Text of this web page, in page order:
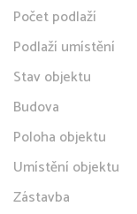
Počet podlaží
Podlaží umístění
Stav objektu
Budova
Poloha objektu
Umístění objektu
Zástavba